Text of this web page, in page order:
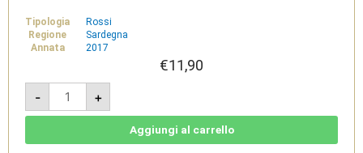
Tipologia
Rossi
Regione
Sardegna
Annata
2017
€11,90
-
Is
Solus
2017
-
+
Aggiungi al carrello